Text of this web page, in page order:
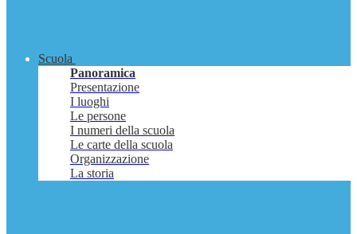
Scuola
Panoramica
Presentazione
I luoghi
Le persone
I numeri della scuola
Le carte della scuola
Organizzazione
La storia